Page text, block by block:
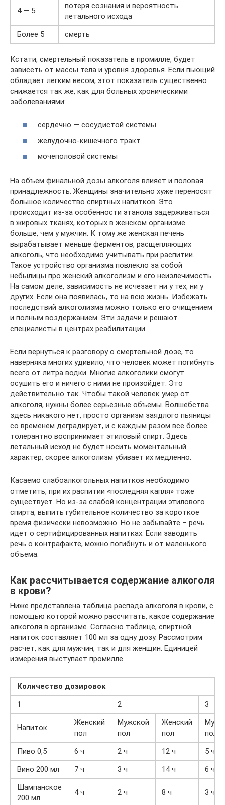
4 — 5
потеря сознания и вероятность
летального исхода
Более 5
смерть
Кстати, смертельный показатель в промилле, будет
зависеть от массы тела и уровня здоровья. Если пьющий
обладает легким весом, этот показатель существенно
снижается так же, как для больных хроническими
заболеваниями:
сердечно — сосудистой системы
желудочно-кишечного тракт
мочеполовой системы
На объем финальной дозы алкоголя влияет и половая
принадлежность. Женщины значительно хуже переносят
большое количество спиртных напитков. Это
происходит из-за особенности этанола задерживаться
в жировых тканях, которых в женском организме
больше, чем у мужчин. К тому же женская печень
вырабатывает меньше ферментов, расщепляющих
алкоголь, что необходимо учитывать при распитии.
Такое устройство организма повлекло за собой
небылицы про женский алкоголизм и его неизлечимость.
На самом деле, зависимость не исчезает ни у тех, ни у
других. Если она появилась, то на всю жизнь. Избежать
последствий алкоголизма можно только его очищением
и полным воздержанием. Эти задачи и решают
специалисты в центрах реабилитации.
Если вернуться к разговору о смертельной дозе, то
наверняка многих удивило, что человек может погибнуть
всего от литра водки. Многие алкоголики смогут
осушить его и ничего с ними не произойдет. Это
действительно так. Чтобы такой человек умер от
алкоголя, нужны более серьезные объемы. Волшебства
здесь никакого нет, просто организм заядлого пьяницы
со временем деградирует, и с каждым разом все более
толерантно воспринимает этиловый спирт. Здесь
летальный исход не будет носить моментальный
характер, скорее алкоголизм убивает их медленно.
Касаемо слабоалкогольных напитков необходимо
отметить, при их распитии «последняя капля» тоже
существует. Но из-за слабой концентрации этилового
спирта, выпить губительное количество за короткое
время физически невозможно. Но не забывайте – речь
идет о сертифицированных напитках. Если заводить
речь о контрафакте, можно погибнуть и от маленького
объема.
Как рассчитывается содержание алкоголя
в крови?
Ниже представлена таблица распада алкоголя в крови, с
помощью которой можно рассчитать, какое содержание
алкоголя в организме. Согласно таблице, спиртной
напиток составляет 100 мл за одну дозу. Рассмотрим
расчет, как для мужчин, так и для женщин. Единицей
измерения выступает промилле.
Количество дозировок
1
2 3
Напиток
Женский
пол
Мужской
пол
Женский
пол
пол
Пиво 0,5
6 ч 2 ч 12 ч
5 ч
Вино 200 мл
7 ч 3 ч 14 ч
6 ч
Шампанское
200 мл
4 ч 2 ч 8 ч 3 ч